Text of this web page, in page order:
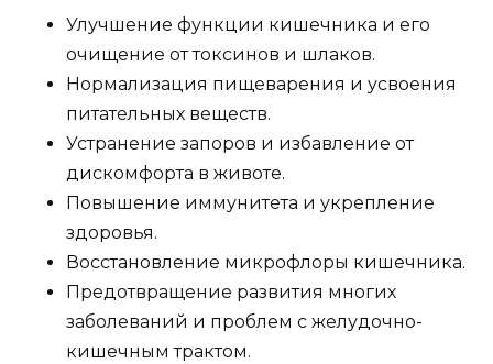
Улучшение функции кишечника и его
очищение от токсинов и шлаков.
Нормализация пищеварения и усвоения
питательных веществ.
Устранение запоров и избавление от
дискомфорта в животе.
Повышение иммунитета и укрепление
здоровья.
Восстановление микрофлоры кишечника.
Предотвращение развития многих
заболеваний и проблем с желудочно-
кишечным трактом.